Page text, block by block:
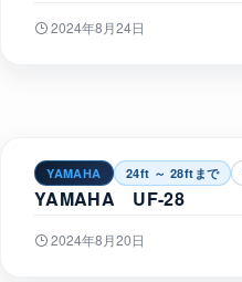
2024年8月24日
YAMAHA 24ft ～ 28ftまで
YAMAHA UF-28
2024年8月20日